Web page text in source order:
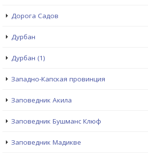
Дорога Садов
Дурбан
Дурбан (1)
Западно-Капская провинция
Заповедник Акила
Заповедник Бушманс Клюф
Заповедник Мадикве